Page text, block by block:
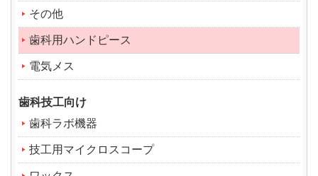
その他
歯科用ハンドピース
電気メス
歯科技工向け
歯科ラボ機器
技工用マイクロスコープ